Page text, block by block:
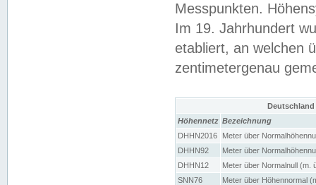
Messpunkten.
Im 19. Jahrhundert
etabliert, an welchen
zentimetergenau
Höhennetz Bezeichnung
DHHN2016
Meter über
DHHN92
Meter über
DHHN12
Meter über Normalnull (m.
SNN76
Meter über Höhennormal